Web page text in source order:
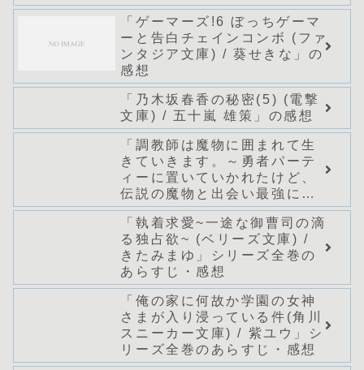
「ゲーマーズ!6 ぼっちゲーマ
ーと告白チェインコンボ (ファ
ンタジア文庫) / 葵せきな」の
感想
「乃木坂春香の秘密(5) (電撃
文庫) / 五十嵐 雄策」の感想
「調教師は魔物に囲まれて生
きていきます。～勇者パーテ
ィーに置いていかれたけど、
伝説の魔物と出会い最強にな
ってた～(グラストNOVELS)/
七篠龍」シリーズ全巻のあら
すじ・感想
「執着求愛~一途な御曹司の滴
る独占欲~ (ベリーズ文庫) /
きたみまゆ」シリーズ全巻の
あらすじ・感想
「俺の家に何故か学園の女神
さまが入り浸っている件(角川
スニーカー文庫) / 紫ユウ」シ
リーズ全巻のあらすじ・感想